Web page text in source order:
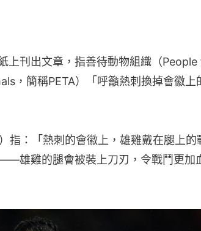
上刊出文章，指善待動物組織（
，簡稱PETA）「呼籲熱刺換掉會徽上
指：「熱刺的會徽上，雄雞戴在腿上的
雄雞的腿會被裝上刀刃，令戰鬥更加